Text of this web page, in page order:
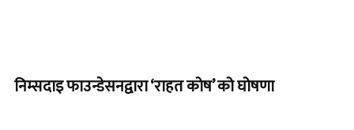
निम्सदाइ फाउन्डेसनद्वारा ‘राहत कोष’ को घोषणा